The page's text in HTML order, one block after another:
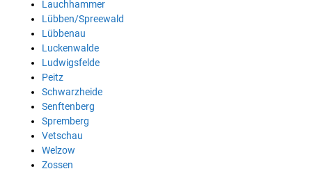
Lauchhammer
Lübben/Spreewald
Lübbenau
Luckenwalde
Ludwigsfelde
Peitz
Schwarzheide
Senftenberg
Spremberg
Vetschau
Welzow
Zossen